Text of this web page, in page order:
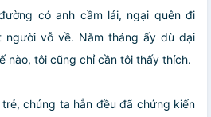
có anh cầm lái, ngại quên đi
người vỗ về. Năm tháng ấy dù dại
nào, tôi cũng chỉ cần tôi thấy thích.
chúng ta hẳn đều đã chứng kiến